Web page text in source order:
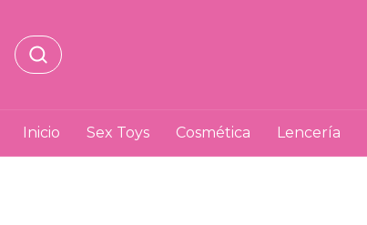
Inicio Sex Toys Cosmética Lencería